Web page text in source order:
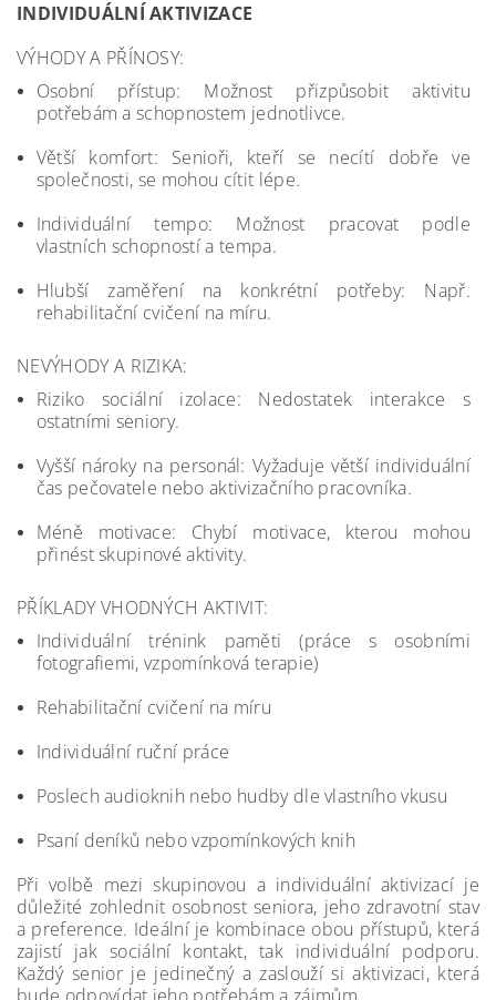
INDIVIDUÁLNÍ AKTIVIZACE
VÝHODY A PŘÍNOSY:
Osobní přístup: Možnost přizpůsobit aktivitu
potřebám a schopnostem jednotlivce.
Větší komfort: Senioři, kteří se necítí dobře ve
společnosti, se mohou cítit lépe.
Individuální tempo: Možnost pracovat podle
vlastních schopností a tempa.
Hlubší zaměření na konkrétní potřeby: Např.
rehabilitační cvičení na míru.
NEVÝHODY A RIZIKA:
Riziko sociální izolace: Nedostatek interakce s
ostatními seniory.
Vyšší nároky na personál: Vyžaduje větší individuální
čas pečovatele nebo aktivizačního pracovníka.
Méně motivace: Chybí motivace, kterou mohou
přinést skupinové aktivity.
PŘÍKLADY VHODNÝCH AKTIVIT:
Individuální trénink paměti (práce s osobními
fotografiemi, vzpomínková terapie)
Rehabilitační cvičení na míru
Individuální ruční práce
Poslech audioknih nebo hudby dle vlastního vkusu
Psaní deníků nebo vzpomínkových knih
Při volbě mezi skupinovou a individuální aktivizací je
důležité zohlednit osobnost seniora, jeho zdravotní stav
a preference. Ideální je kombinace obou přístupů, která
zajistí jak sociální kontakt, tak individuální podporu.
Každý senior je jedinečný a zaslouží si aktivizaci, která